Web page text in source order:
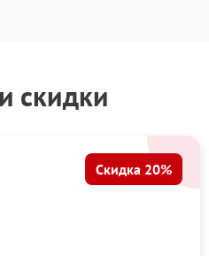
скидки
Скидка 20%